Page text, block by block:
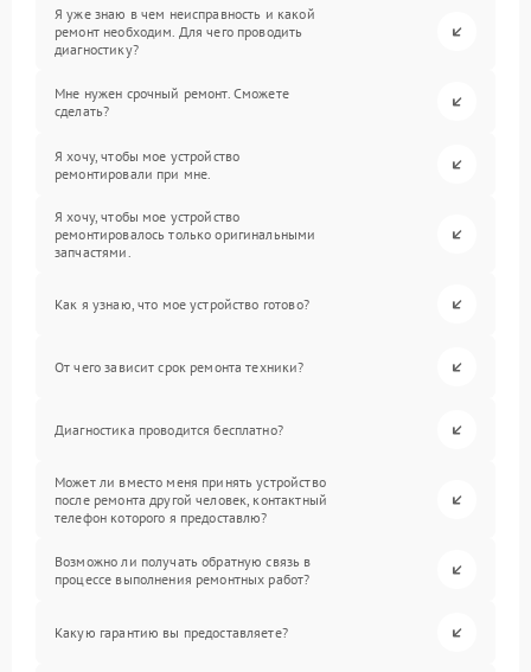
Я уже знаю в чем неисправность и какой
ремонт необходим. Для чего проводить
диагностику?
Мне нужен срочный ремонт. Сможете
сделать?
Я хочу, чтобы мое устройство
ремонтировали при мне.
Я хочу, чтобы мое устройство
ремонтировалось только оригинальными
запчастями.
Как я узнаю, что мое устройство готово?
От чего зависит срок ремонта техники?
Диагностика проводится бесплатно?
Может ли вместо меня принять устройство
после ремонта другой человек, контактный
телефон которого я предоставлю?
Возможно ли получать обратную связь в
процессе выполнения ремонтных работ?
Какую гарантию вы предоставляете?